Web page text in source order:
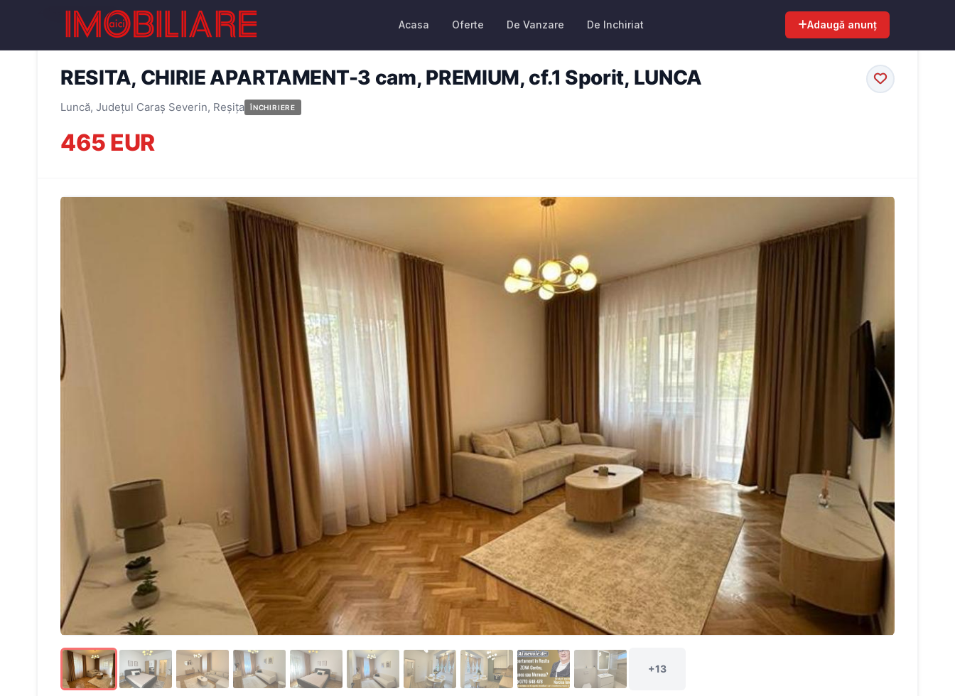
Acasa Oferte De Vanzare De Inchiriat Adaugă anunț
← Înapoi la oferte
RESITA, CHIRIE APARTAMENT-3 cam, PREMIUM, cf.1 Sporit, LUNCA
Luncă, Județul Caraș Severin, Reșița ÎNCHIRIERE
465 EUR
+13